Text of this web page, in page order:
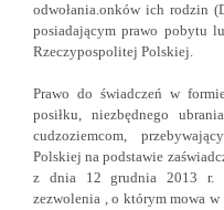
odwołania.onków ich rodzin
posiadającym prawo pobytu
Rzeczypospolitej Polskiej.
Prawo do świadczeń w
posiłku, niezbędnego
cudzoziemcom,
Polskiej na podstawie
z dnia 12 grudnia 2013 r.
zezwolenia , o którym mowa